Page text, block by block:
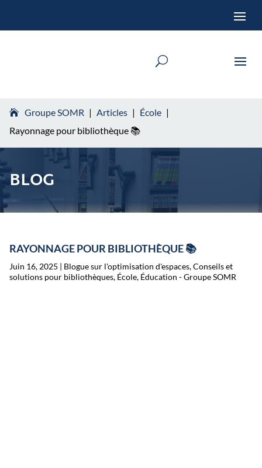
Groupe SOMR | Articles | École |
Rayonnage pour bibliothèque 📚
BLOG
RAYONNAGE POUR BIBLIOTHÈQUE 📚
Juin 16, 2025 | Blogue sur l'optimisation d'espaces,Conseils et
solutions pour bibliothèques, École, Éducation - Groupe SOMR